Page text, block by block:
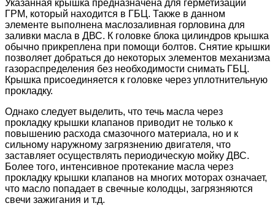
Указанная крышка предназначена для герметизации
ГРМ, который находится в ГБЦ. Также в данном
элементе выполнена маслозаливная горловина для
заливки масла в ДВС. К головке блока цилиндров крышка
обычно прикреплена при помощи болтов. Снятие крышки
позволяет добраться до некоторых элементов механизма
газораспределения без необходимости снимать ГБЦ.
Крышка присоединяется к головке через уплотнительную
прокладку.
Однако следует выделить, что течь масла через
прокладку крышки клапанов приводит не только к
повышению расхода смазочного материала, но и к
сильному наружному загрязнению двигателя, что
заставляет осуществлять периодическую мойку ДВС.
Более того, интенсивное протекание масла через
прокладку крышки клапанов на многих моторах означает,
что масло попадает в свечные колодцы, загрязняются
свечи зажигания и т.д.